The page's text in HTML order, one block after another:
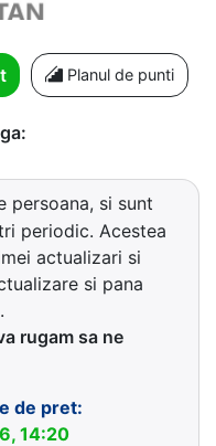
Planul de punti
persoana, si sunt
periodic. Acestea
actualizari si
si pana
rugam sa ne
de pret:
14:20